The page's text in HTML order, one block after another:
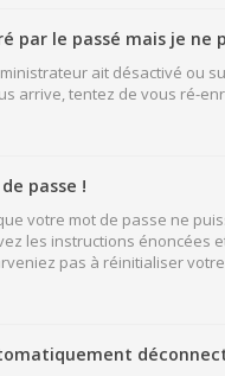
par le passé mais je ne
ait désactivé ou
arrive, tentez de vous ré-
passe !
votre mot de passe ne
les instructions énoncées
pas à réinitialiser